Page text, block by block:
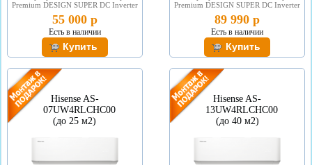
Premium DESIGN SUPER DC Inverter
55 000 р
Есть в наличии
Premium DESIGN SUPER DC Inverter
89 990 р
Есть в наличии
Hisense AS-
07UW4RLCHC00
(до 25 м2)
Hisense AS-
13UW4RLCHC00
(до 40 м2)